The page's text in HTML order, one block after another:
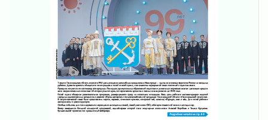
04 августа 2026
Регион готовится к выборам
Никакого принуждения, только письменное
согласие
04 августа 2026
Без риска для здоровья и кошелька
04 августа 2026